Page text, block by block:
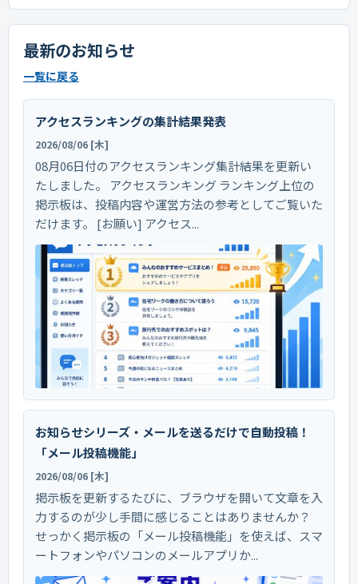
最新のお知らせ
一覧に戻る
アクセスランキングの集計結果発表
2026/08/06 [木]
08月06日付のアクセスランキング集計結果を更新い
たしました。 アクセスランキング ランキング上位の
掲示板は、投稿内容や運営方法の参考としてご覧いた
だけます。 [お願い] アクセス...
お知らせシリーズ・メールを送るだけで自動投稿！
「メール投稿機能」
2026/08/06 [木]
掲示板を更新するたびに、ブラウザを開いて文章を入
力するのが少し手間に感じることはありませんか？
せっかく掲示板の「メール投稿機能」を使えば、スマ
ートフォンやパソコンのメールアプリか...